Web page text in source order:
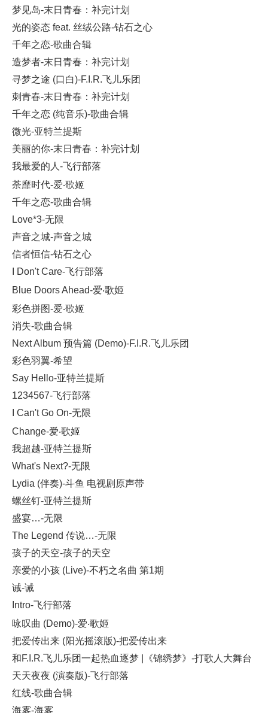
梦见岛-末日青春：补完计划
光的姿态 feat. 丝绒公路-钻石之心
千年之恋-歌曲合辑
造梦者-末日青春：补完计划
寻梦之途 (口白)-F.I.R.飞儿乐团
刺青春-末日青春：补完计划
千年之恋 (纯音乐)-歌曲合辑
微光-亚特兰提斯
美丽的你-末日青春：补完计划
我最爱的人-飞行部落
荼靡时代-爱‧歌姬
千年之恋-歌曲合辑
Love*3-无限
声音之城-声音之城
信者恒信-钻石之心
I Don't Care-飞行部落
Blue Doors Ahead-爱‧歌姬
彩色拼图-爱‧歌姬
消失-歌曲合辑
Next Album 预告篇 (Demo)-F.I.R.飞儿乐团
彩色羽翼-希望
Say Hello-亚特兰提斯
1234567-飞行部落
I Can't Go On-无限
Change-爱‧歌姬
我超越-亚特兰提斯
What's Next?-无限
Lydia (伴奏)-斗鱼 电视剧原声带
螺丝钉-亚特兰提斯
盛宴…-无限
The Legend 传说…-无限
孩子的天空-孩子的天空
亲爱的小孩 (Live)-不朽之名曲 第1期
诫-诫
Intro-飞行部落
咏叹曲 (Demo)-爱‧歌姬
把爱传出来 (阳光摇滚版)-把爱传出来
和F.I.R.飞儿乐团一起热血逐梦 |《锦绣梦》-打歌人大舞台
天天夜夜 (演奏版)-飞行部落
红线-歌曲合辑
海雾-海雾